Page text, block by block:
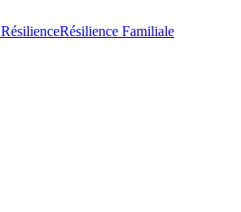
Résilience Familiale